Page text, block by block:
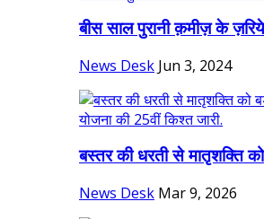
बीस साल पुरानी क़मीज़ के
News Desk Jun 3, 2024
बस्तर की धरती से मातृशक्ति
News Desk Mar 9, 2026